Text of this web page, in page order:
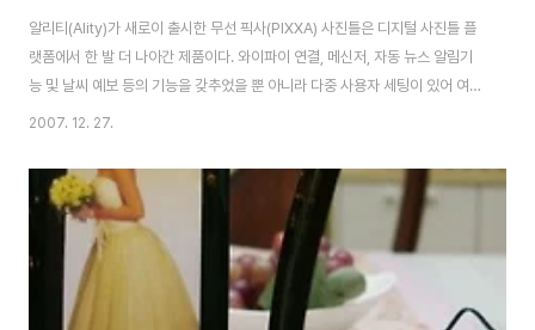
알리티(Ality)가 새로이 출시한 무선 픽사(PIXXA) 사진틀은 디지털 사진틀 플
랫폼에서 한 발 더 나아간 제품이다. 와이파이 연결, 메신저, 자동 뉴스 알림기
능 및 날씨 예보 등의 기능을 갖추었을 뿐 아니라 다중 사용자 세팅이 있어 여러
가족이 원하는 데로 디스플레이 세팅을 변경시켜 사용 가능하다. 이 날렵한 디
다. 즉, 포함된 메신저 프로그램을 통해 컴퓨터 혹은 다른 픽사 사진틀로부터 사
진을 수신하는 것이다. 이 메신저 프로그램은 채팅 기능까지 제공한다. 라이브
달력 기능이 있어 컴퓨터 없이도 온라인 달력 사이트의 스케쥴을 연동해서 볼
수 있으며 특별한 날에는 사진을 첨부 할 수도 있다. 또한 라이브 뉴스 기능을
사용하면..
2007. 12. 27.